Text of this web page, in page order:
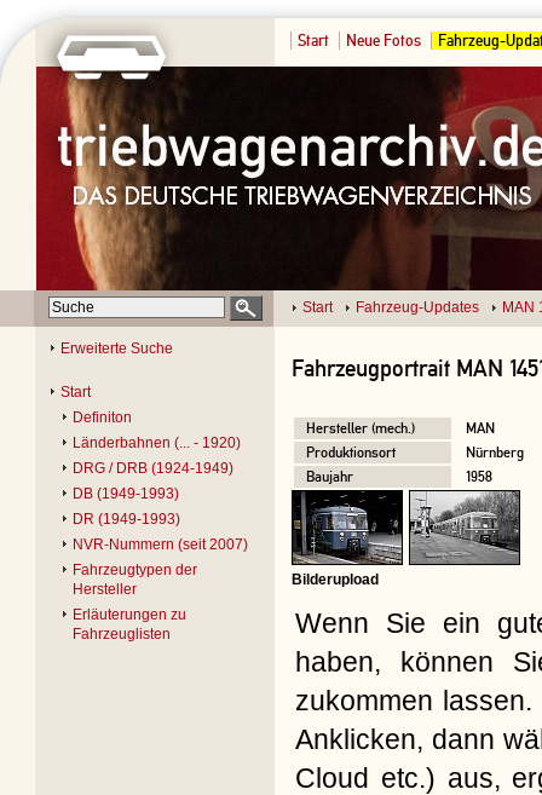
Start Neue Fotos Fahrzeug-
Start Fahrzeug-Updates MAN
Erweiterte Suche
Start
Definiton
Länderbahnen (... - 1920)
DRG / DRB (1924-1949)
DB (1949-1993)
DR (1949-1993)
NVR-Nummern (seit 2007)
Fahrzeugtypen der
Hersteller
Erläuterungen zu
Fahrzeuglisten
Fahrzeugportrait MAN
Hersteller (mech.)
MAN
Produktionsort
Nürnberg
Baujahr
1958
Bilderupload
Wenn Sie ein
haben, können
zukommen
Anklicken, dann
Cloud etc.) aus,